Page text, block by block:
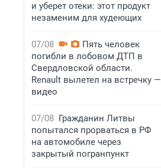
и уберет отеки: этот продукт
незаменим для худеющих
07/08
Пять человек
погибли в лобовом ДТП в
Свердловской области.
Renault вылетел на встречку —
видео
07/08 Гражданин Литвы
попытался прорваться в РФ
на автомобиле через
закрытый погранпункт